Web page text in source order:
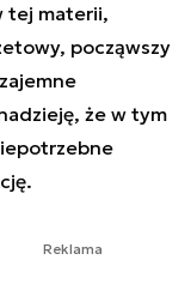
tej materii,
począwszy
że w tym
Reklama